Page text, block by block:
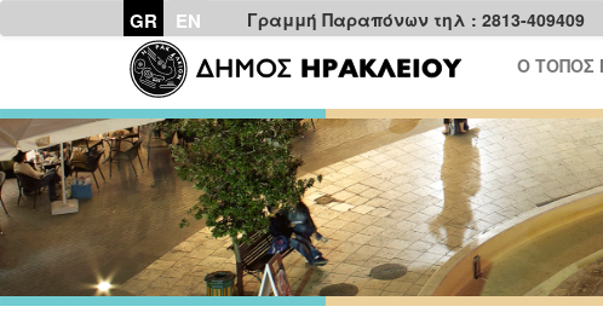
GR EN Γραμμή Παραπόνων τηλ : 2813-409409
Ο ΤΟΠΟΣ